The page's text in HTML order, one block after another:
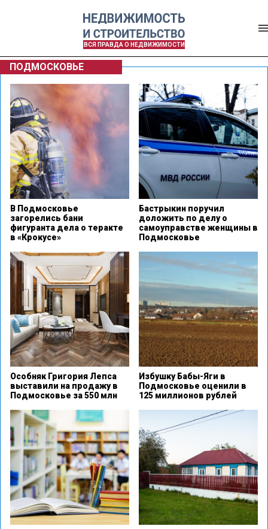
ВСЯ ПРАВДА О НЕДВИЖИМОСТИ
ПОДМОСКОВЬЕ
В Подмосковье
загорелись бани
фигуранта дела о теракте
в «Крокусе»
Бастрыкин поручил
доложить по делу о
самоуправстве женщины в
Подмосковье
Особняк Григория Лепса
выставили на продажу в
Подмосковье за 550 млн
Избушку Бабы-Яги в
Подмосковье оценили в
125 миллионов рублей